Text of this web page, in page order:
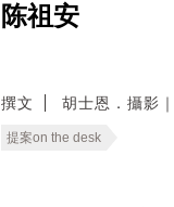
陈祖安
撰文 胡士恩．攝影
提案on the desk